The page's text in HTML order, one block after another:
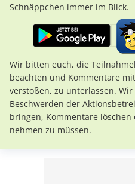
Schnäppchen immer im Blick.
Wir bitten euch, die
beachten und Kommentare
verstoßen, zu unterlassen.
Beschwerden der
bringen, Kommentare
nehmen zu müssen.